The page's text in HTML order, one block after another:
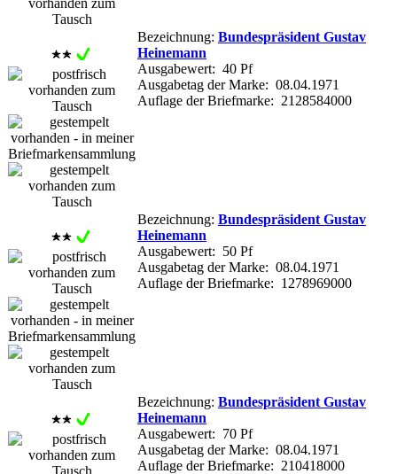
Bezeichnung: Bundespräsident Gustav
Heinemann
Ausgabewert: 40 Pf
Ausgabetag der Marke: 08.04.1971
Auflage der Briefmarke: 2128584000
Bezeichnung: Bundespräsident Gustav
Heinemann
Ausgabewert: 50 Pf
Ausgabetag der Marke: 08.04.1971
Auflage der Briefmarke: 1278969000
Bezeichnung: Bundespräsident Gustav
Heinemann
Ausgabewert: 70 Pf
Ausgabetag der Marke: 08.04.1971
Auflage der Briefmarke: 210418000